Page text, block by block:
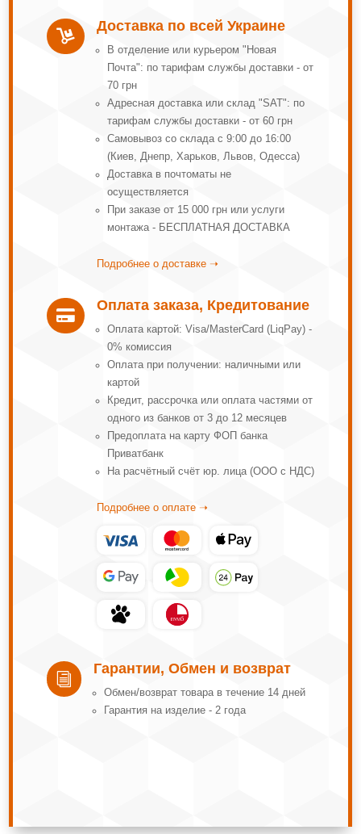

Доставка по всей Украине
В отделение или курьером "Новая
Почта": по тарифам службы доставки - от
70 грн
Адресная доставка или склад "SAT": по
тарифам службы доставки - от 60 грн
Самовывоз со склада с 9:00 до 16:00
(Киев, Днепр, Харьков, Львов, Одесса)
Доставка в почтоматы не
осуществляется
При заказе от 15 000 грн или услуги
монтажа - БЕСПЛАТНАЯ ДОСТАВКА
Подробнее о доставке ➝

Оплата заказа, Кредитование
Оплата картой: Visa/MasterCard (LiqPay) -
0% комиссия
Оплата при получении: наличными или
картой
Кредит, рассрочка или оплата частями от
одного из банков от 3 до 12 месяцев
Предоплата на карту ФОП банка
Приватбанк
На расчётный счёт юр. лица (ООО с НДС)
Подробнее о оплате ➝
i
Гарантии, Обмен и возврат
Обмeн/вoзвpaт тoвapa в тeчeниe 14 днeй
Гарантия на изделие - 2 года